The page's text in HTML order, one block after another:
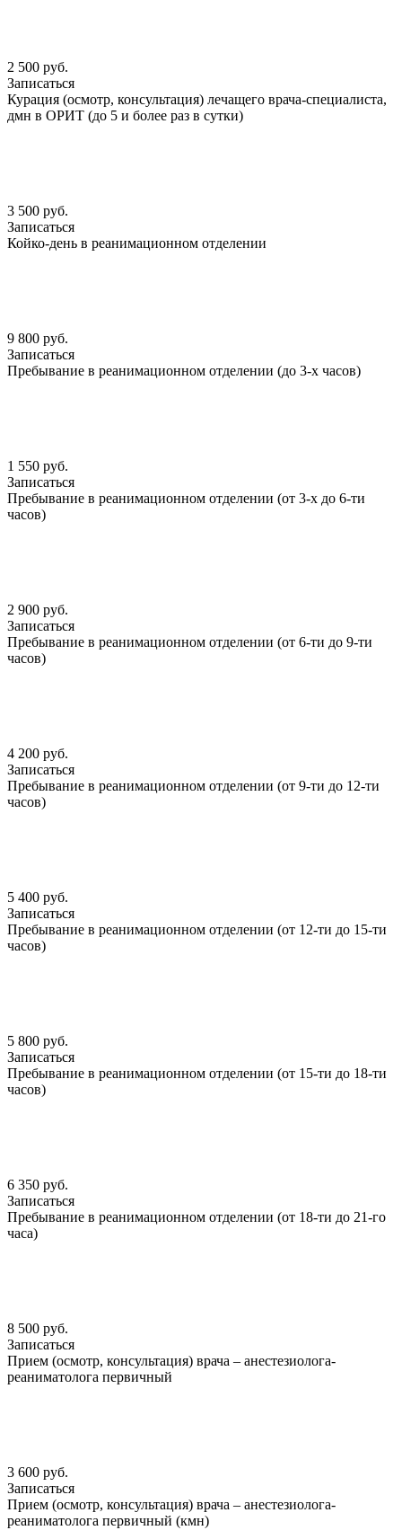
2 500 руб.
Записаться
Курация (осмотр, консультация) лечащего врача-специалиста,
дмн в ОРИТ (до 5 и более раз в сутки)
3 500 руб.
Записаться
Койко-день в реанимационном отделении
9 800 руб.
Записаться
Пребывание в реанимационном отделении (до 3-х часов)
1 550 руб.
Записаться
Пребывание в реанимационном отделении (от 3-х до 6-ти
часов)
2 900 руб.
Записаться
Пребывание в реанимационном отделении (от 6-ти до 9-ти
часов)
4 200 руб.
Записаться
Пребывание в реанимационном отделении (от 9-ти до 12-ти
часов)
5 400 руб.
Записаться
Пребывание в реанимационном отделении (от 12-ти до 15-ти
часов)
5 800 руб.
Записаться
Пребывание в реанимационном отделении (от 15-ти до 18-ти
часов)
6 350 руб.
Записаться
Пребывание в реанимационном отделении (от 18-ти до 21-го
часа)
8 500 руб.
Записаться
Прием (осмотр, консультация) врача – анестезиолога-
реаниматолога первичный
3 600 руб.
Записаться
Прием (осмотр, консультация) врача – анестезиолога-
реаниматолога первичный (кмн)